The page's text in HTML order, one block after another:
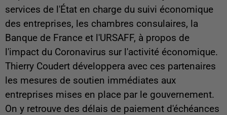
services de l'État en charge du suivi économique
des entreprises, les chambres consulaires, la
Banque de France et l'URSAFF, à propos de
l'impact du Coronavirus sur l'activité économique.
Thierry Coudert développera avec ces partenaires
les mesures de soutien immédiates aux
entreprises mises en place par le gouvernement.
On y retrouve des délais de paiement d'échéances